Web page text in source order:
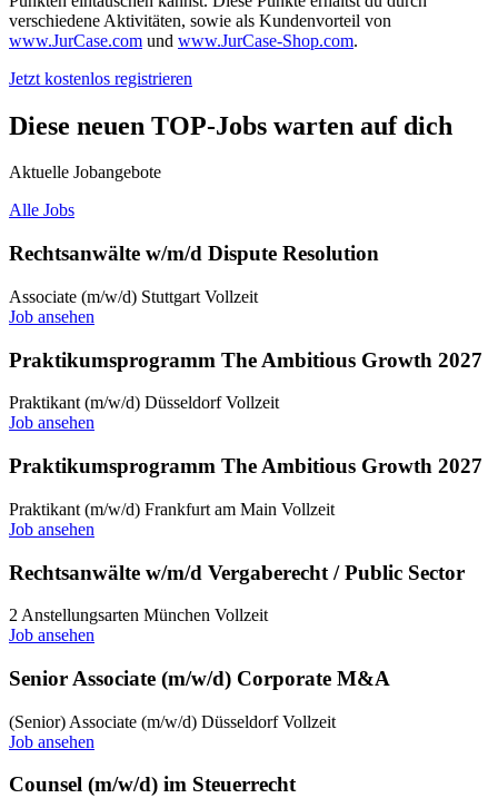
verschiedene Aktivitäten, sowie als Kundenvorteil von
www.JurCase.com und www.JurCase-Shop.com.
Jetzt kostenlos registrieren
Diese neuen TOP-Jobs warten auf dich
Aktuelle Jobangebote
Alle Jobs
Rechtsanwälte w/m/d Dispute Resolution
Associate (m/w/d) Stuttgart Vollzeit
Job ansehen
Praktikumsprogramm The Ambitious Growth 2027
Praktikant (m/w/d) Düsseldorf Vollzeit
Job ansehen
Praktikumsprogramm The Ambitious Growth 2027
Praktikant (m/w/d) Frankfurt am Main Vollzeit
Job ansehen
Rechtsanwälte w/m/d Vergaberecht / Public Sector
2 Anstellungsarten München Vollzeit
Job ansehen
Senior Associate (m/w/d) Corporate M&A
(Senior) Associate (m/w/d) Düsseldorf Vollzeit
Job ansehen
Counsel (m/w/d) im Steuerrecht